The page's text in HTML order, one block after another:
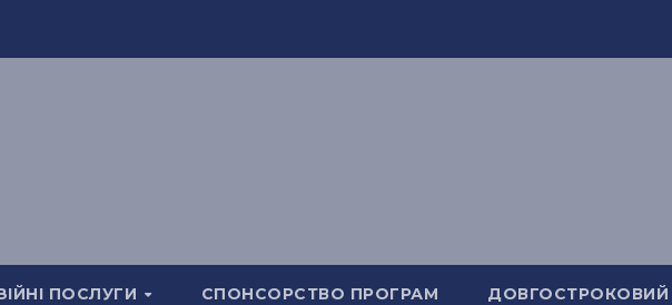
ПОСЛУГИ СПОНСОРСТВО ПРОГРАМ ДОВГОСТРОКОВИЙ